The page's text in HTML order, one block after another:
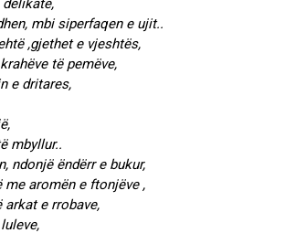
mbi siperfaqen e ujit..
,gjethet e vjeshtës,
të pemëve,
e dritares,
mbyllur..
ndonjë ëndërr e bukur,
me aromën e ftonjëve ,
arkat e rrobave,